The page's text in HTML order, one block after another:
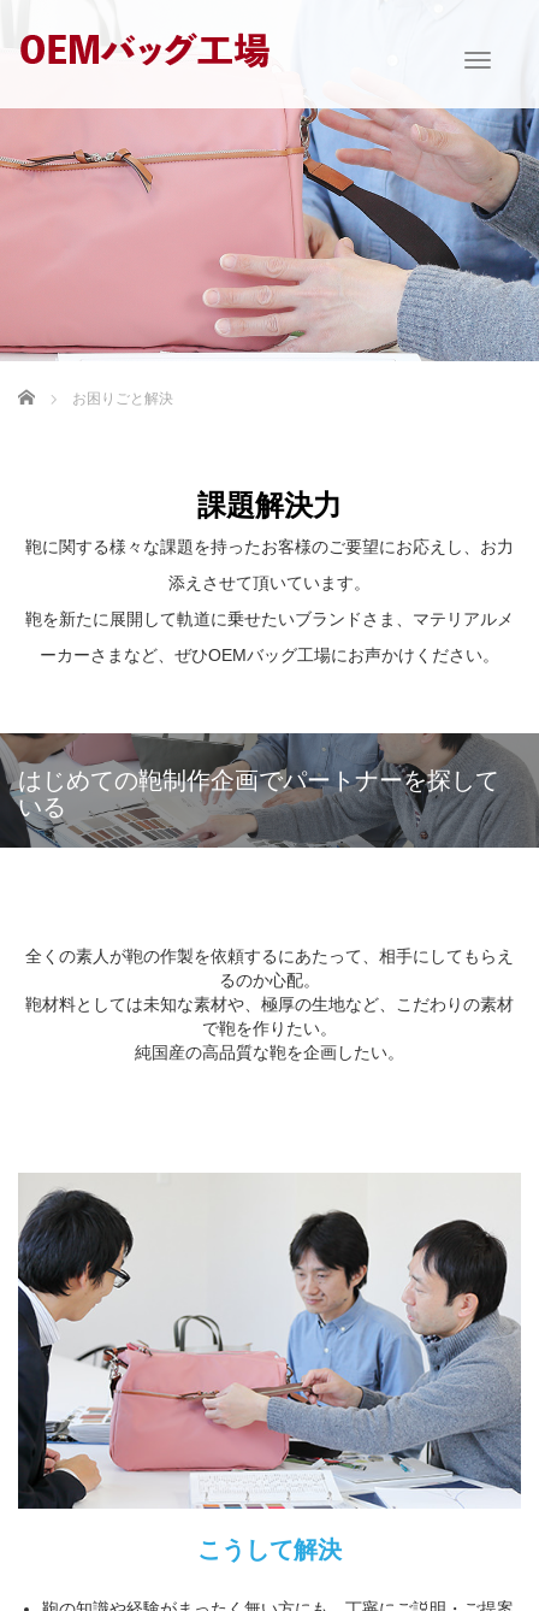
T
g
g
n
a
v
i
g
a
t
Home お困りごと解決
課題解決力
鞄に関する様々な課題を持ったお客様のご要望にお応えし、お力
添えさせて頂いています。
鞄を新たに展開して軌道に乗せたいブランドさま、マテリアルメ
ーカーさまなど、ぜひOEMバッグ工場にお声かけください。
はじめての鞄制作企画でパートナーを探して
いる
全くの素人が鞄の作製を依頼するにあたって、相手にしてもらえ
るのか心配。
鞄材料としては未知な素材や、極厚の生地など、こだわりの素材
で鞄を作りたい。
純国産の高品質な鞄を企画したい。
こうして解決